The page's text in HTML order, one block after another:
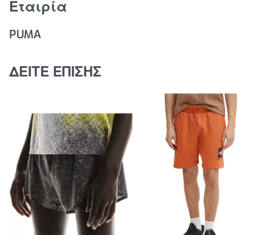
Εταιρία
PUMA
ΔΕΙΤΕ ΕΠΙΣΗΣ